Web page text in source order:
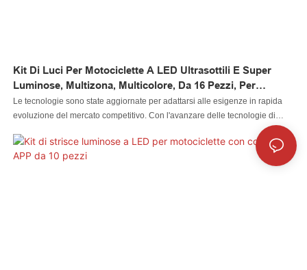
Kit Di Luci Per Motociclette A LED Ultrasottili E Super
Luminose, Multizona, Multicolore, Da 16 Pezzi, Per
Illuminazione Flessibile A Strisce LED Per Motociclette.
Le tecnologie sono state aggiornate per adattarsi alle esigenze in rapida
evoluzione del mercato competitivo. Con l'avanzare delle tecnologie di
produzione, le prestazioni del kit di illuminazione flessibile per motocicletta
a LED ultrasottile e super luminoso multi-zona da 16 pezzi sono state
notevolmente migliorate. Ha un effetto enorme sui campi del sistema di